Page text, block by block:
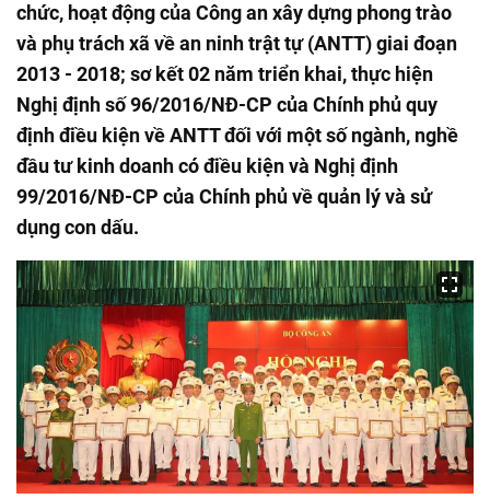
chức, hoạt động của Công an xây dựng phong trào
và phụ trách xã về an ninh trật tự (ANTT) giai đoạn
2013 - 2018; sơ kết 02 năm triển khai, thực hiện
Nghị định số 96/2016/NĐ-CP của Chính phủ quy
định điều kiện về ANTT đối với một số ngành, nghề
đầu tư kinh doanh có điều kiện và Nghị định
99/2016/NĐ-CP của Chính phủ về quản lý và sử
dụng con dấu.